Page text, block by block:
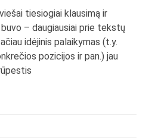
tiesiogiai klausimą ir
– daugiausiai prie tekstų
idėjinis palaikymas (t.y.
pozicijos ir pan.) jau